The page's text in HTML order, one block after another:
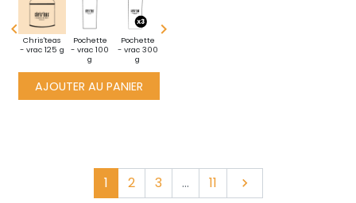

Chris'teas
- vrac 125 g
Pochette
- vrac 100
g
Pochette
- vrac 300
g

AJOUTER AU PANIER
1 2 3 … 11 Suivant
